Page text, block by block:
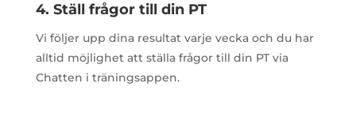
4. Ställ frågor till din PT
Vi följer upp dina resultat varje vecka och du har
alltid möjlighet att ställa frågor till din PT via
Chatten i träningsappen.